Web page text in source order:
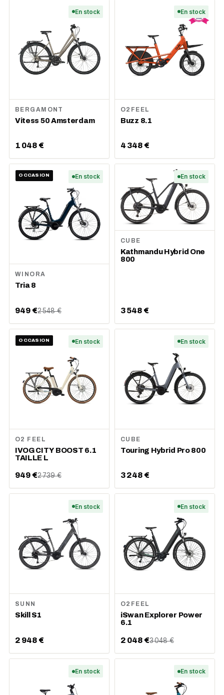
En stock
BERGAMONT
Vitess 50 Amsterdam
1 048 €
En stock
O2FEEL
Buzz 8.1
4 348 €
OCCASION En stock
WINORA
Tria 8
949 €2 548 €
En stock
CUBE
Kathmandu Hybrid One
800
3 548 €
OCCASION En stock
O2 FEEL
IVOG CITY BOOST 6.1
TAILLE L
949 €2 739 €
En stock
CUBE
Touring Hybrid Pro 800
3 248 €
En stock
SUNN
Skill S1
2 948 €
En stock
O2FEEL
iSwan Explorer Power
6.1
2 048 €3 048 €
En stock En stock